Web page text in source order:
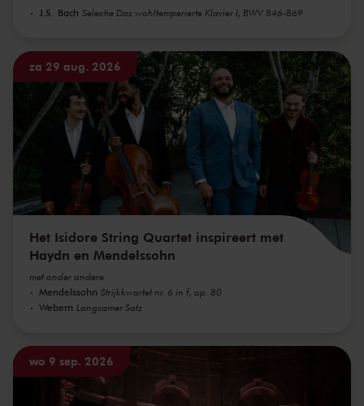
J.S. Bach Selectie Das wohltemperierte Klavier I, BWV 846-869
za 29 aug. 2026
Het Isidore String Quartet inspireert met
Haydn en Mendelssohn
met onder andere
Mendelssohn Strijkkwartet nr. 6 in f, op. 80
Webern Langsamer Satz
wo 9 sep. 2026